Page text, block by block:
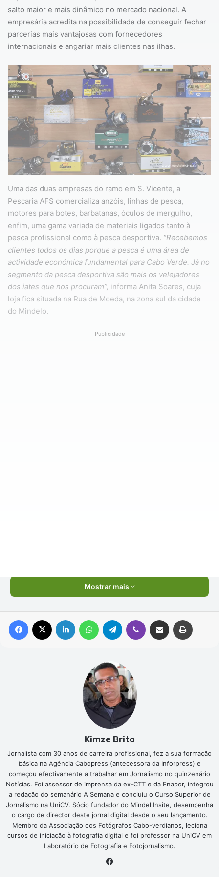
salto maior e mais dinâmico no mercado nacional. A
empresária acredita na possibilidade de conseguir fechar
parcerias mais vantajosas com fornecedores
internacionais e angariar mais clientes nas ilhas.
Uma das duas empresas do ramo em S. Vicente, a
Pescaria AFS comercializa anzóis, linhas de pesca,
motores para botes, barbatanas, óculos de mergulho,
enfim, uma gama variada de materiais ligados tanto à
pesca profissional como à pesca desportiva. “Recebemos
clientes todos os dias porque a pesca é uma área de
actividade económica fundamental para Cabo Verde. Já no
segmento da pesca desportiva são mais os velejadores
dos iates que nos procuram”, informa Anita Soares, cuja
loja fica situada na Rua de Moeda, na zona sul da cidade
do Mindelo.
Publicidade
Mostrar mais
Facebook Linkedin WhatsAppTelegram Viber Compartilhar via e-mail
Kimze Brito
Jornalista com 30 anos de carreira profissional, fez a sua formação
básica na Agência Cabopress (antecessora da Inforpress) e
começou efectivamente a trabalhar em Jornalismo no quinzenário
Notícias. Foi assessor de imprensa da ex-CTT e da Enapor, integrou
a redação do semanário A Semana e concluiu o Curso Superior de
Jornalismo na UniCV. Sócio fundador do Mindel Insite, desempenha
o cargo de director deste jornal digital desde o seu lançamento.
Membro da Associação dos Fotógrafos Cabo-verdianos, leciona
cursos de iniciação à fotografia digital e foi professor na UniCV em
Laboratório de Fotografia e Fotojornalismo.